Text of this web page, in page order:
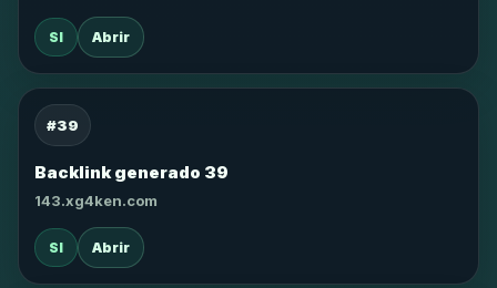
SI Abrir
#39
Backlink generado 39
143.xg4ken.com
SI Abrir